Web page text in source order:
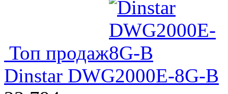
Топ продаж
Dinstar DWG2000E-8G-B